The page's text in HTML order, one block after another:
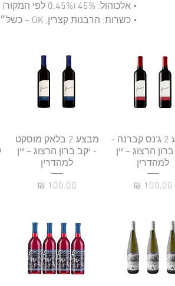
• אלכוהול: 45% (0.45% לפי המקור)
• כשרות: הרבנות קצרין, OK – כשל״פ
מהירה
מבצע 2 ג'נס קברנה -
הרצוג – יין
למהדרין
מחיר
תצוגה מהירה
מבצע 2 בלאק מוסקט
- יקב ברון הרצוג – יין
למהדרין
מחיר